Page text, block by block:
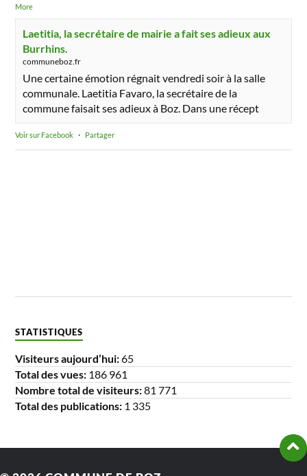
More
Laetitia, la secrétaire de mairie a fait ses adieux aux
Burrhins.
communeboz.fr
Une certaine émotion régnait vendredi soir à la salle
communale. Laetitia Favaro, la secrétaire de la
commune faisait ses adieux à Boz. Dans une récept
Voir sur Facebook · Partager
STATISTIQUES
Visiteurs aujourd’hui:65
Total des vues: 186 961
Nombre total de visiteurs:81 771
Total des publications: 1 335